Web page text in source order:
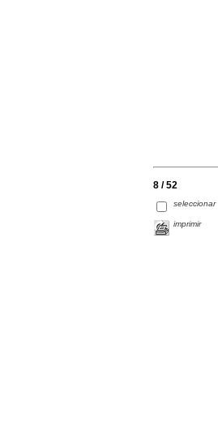
8 / 52
seleccionar
imprimir